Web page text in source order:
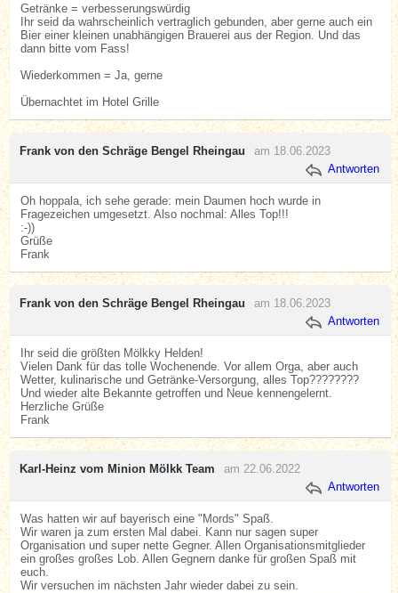
Getränke = verbesserungswürdig
Ihr seid da wahrscheinlich vertraglich gebunden, aber gerne auch ein
Bier einer kleinen unabhängigen Brauerei aus der Region. Und das
dann bitte vom Fass!
Wiederkommen = Ja, gerne
Übernachtet im Hotel Grille
Frank von den Schräge Bengel Rheingau
am 18.06.2023
Antworten
Oh hoppala, ich sehe gerade: mein Daumen hoch wurde in
Fragezeichen umgesetzt. Also nochmal: Alles Top!!!
:-))
Grüße
Frank
Frank von den Schräge Bengel Rheingau
am 18.06.2023
Antworten
Ihr seid die größten Mölkky Helden!
Vielen Dank für das tolle Wochenende. Vor allem Orga, aber auch
Wetter, kulinarische und Getränke-Versorgung, alles Top????????
Und wieder alte Bekannte getroffen und Neue kennengelernt.
Herzliche Grüße
Frank
Karl-Heinz vom Minion Mölkk Team
am 22.06.2022
Antworten
Was hatten wir auf bayerisch eine "Mords" Spaß.
Wir waren ja zum ersten Mal dabei. Kann nur sagen super
Organisation und super nette Gegner. Allen Organisationsmitglieder
ein großes großes Lob. Allen Gegnern danke für großen Spaß mit
euch.
Wir versuchen im nächsten Jahr wieder dabei zu sein.